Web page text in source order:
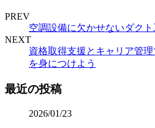
PREV
空調設備に欠かせないダク
NEXT
資格取得支援とキャリア管
を身につけよう
最近の投稿
2026/01/23